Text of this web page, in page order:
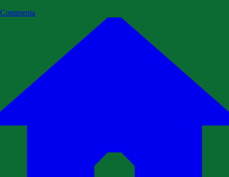
Commenta